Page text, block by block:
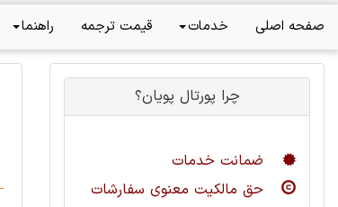
صفحه اصلی خدمات قیمت ترجمه راهنما
چرا پورتال پویان؟
ضمانت خدمات
حق مالکیت معنوی سفارشات